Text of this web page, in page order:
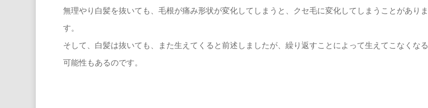
無理やり白髪を抜いても、毛根が痛み形状が変化してしまうと、クセ毛に変化してしまうことがありま
す。
そして、白髪は抜いても、また生えてくると前述しましたが、繰り返すことによって生えてこなくなる
可能性もあるのです。